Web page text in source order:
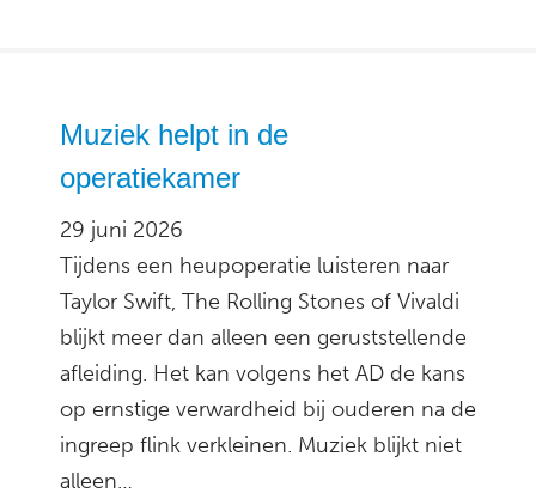
Muziek helpt in de
operatiekamer
29 juni 2026
Tijdens een heupoperatie luisteren naar
Taylor Swift, The Rolling Stones of Vivaldi
blijkt meer dan alleen een geruststellende
afleiding. Het kan volgens het AD de kans
op ernstige verwardheid bij ouderen na de
ingreep flink verkleinen. Muziek blijkt niet
alleen…